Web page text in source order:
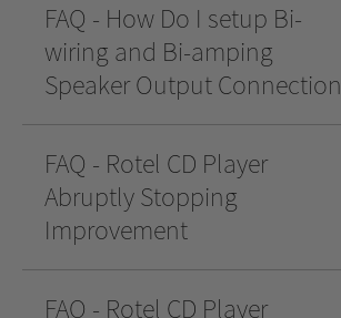
FAQ - How Do I setup Bi-
wiring and Bi-amping
Speaker Output Connection
FAQ - Rotel CD Player
Abruptly Stopping
Improvement
FAQ - Rotel CD Player